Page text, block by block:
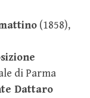
(1858),
di Parma
Dattaro